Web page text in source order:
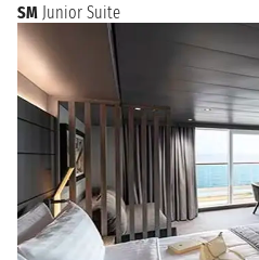
SM Junior Suite